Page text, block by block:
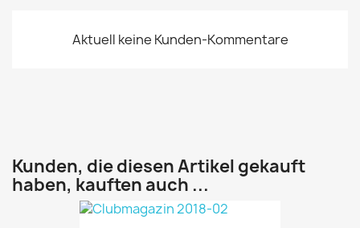
Aktuell keine Kunden-Kommentare
Kunden, die diesen Artikel gekauft
haben, kauften auch ...